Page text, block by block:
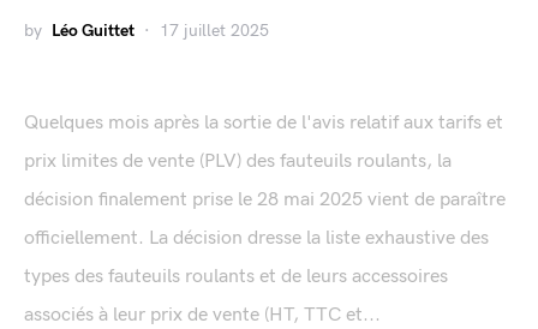
by Léo Guittet 17 juillet 2025
Quelques mois après la sortie de l'avis relatif aux tarifs et
prix limites de vente (PLV) des fauteuils roulants, la
décision finalement prise le 28 mai 2025 vient de paraître
officiellement. La décision dresse la liste exhaustive des
types des fauteuils roulants et de leurs accessoires
associés à leur prix de vente (HT, TTC et...